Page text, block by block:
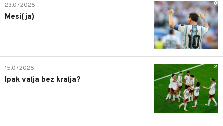
0
23.07.2026.
Mesi(ja)
2
15.07.2026.
Ipak valja bez kralja?